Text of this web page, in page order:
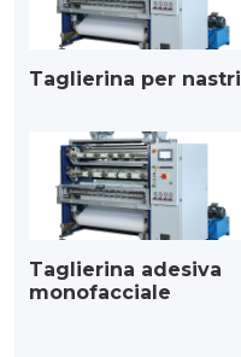
Taglierina per nastri
Taglierina adesiva
monofacciale